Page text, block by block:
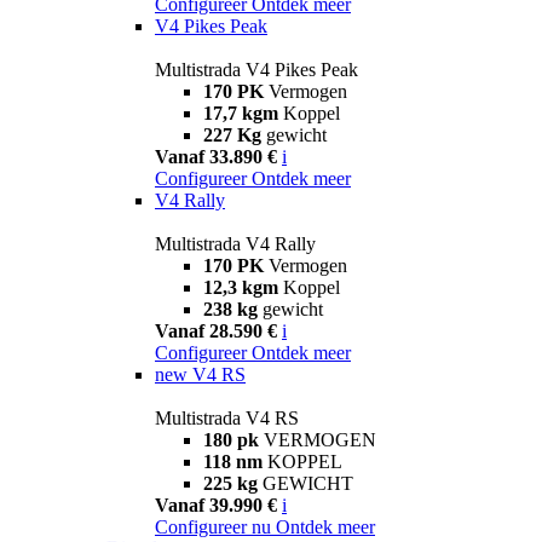
V4 Pikes Peak
Multistrada V4 Pikes Peak
170 PK Vermogen
17,7 kgm Koppel
227 Kg gewicht
Vanaf 33.890 € i
Configureer Ontdek meer
V4 Rally
Multistrada V4 Rally
170 PK Vermogen
12,3 kgm Koppel
238 kg gewicht
Vanaf 28.590 € i
Configureer Ontdek meer
new V4 RS
Multistrada V4 RS
180 pk VERMOGEN
118 nm KOPPEL
225 kg GEWICHT
Vanaf 39.990 € i
Configureer nu Ontdek meer